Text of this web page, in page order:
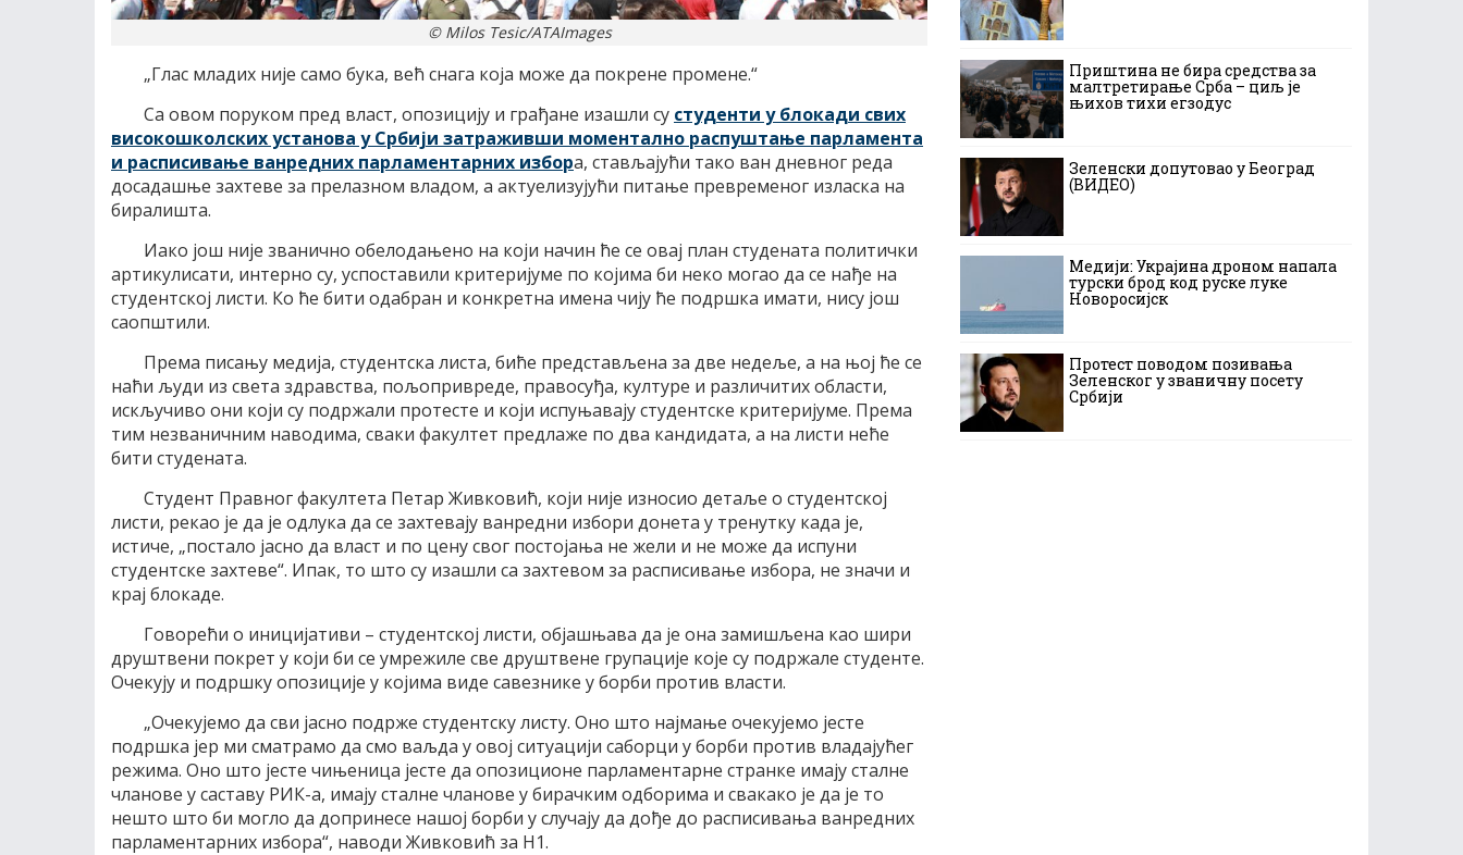
© Milos Tesic/ATAImages
„Глас младих није само бука, већ снага која може да покрене промене.“
Са овом поруком пред власт, опозицију и грађане изашли су студенти у блокади свих
високошколских установа у Србији затраживши моментално распуштање парламента
и расписивање ванредних парламентарних избора, стављајући тако ван дневног реда
досадашње захтеве за прелазном владом, а актуелизујући питање превременог изласка на
биралишта.
Иако још није званично обелодањено на који начин ће се овај план студената политички
артикулисати, интерно су, успоставили критеријуме по којима би неко могао да се нађе на
студентској листи. Ко ће бити одабран и конкретна имена чију ће подршка имати, нису још
саопштили.
Према писању медија, студентска листа, биће представљена за две недеље, а на њој ће се
наћи људи из света здравства, пољопривреде, правосуђа, културе и различитих области,
искључиво они који су подржали протесте и који испуњавају студентске критеријуме. Према
тим незваничним наводима, сваки факултет предлаже по два кандидата, а на листи неће
бити студената.
Студент Правног факултета Петар Живковић, који није износио детаље о студентској
листи, рекао је да је одлука да се захтевају ванредни избори донета у тренутку када је,
истиче, „постало јасно да власт и по цену свог постојања не жели и не може да испуни
студентске захтеве“. Ипак, то што су изашли са захтевом за расписивање избора, не значи и
крај блокаде.
Говорећи о иницијативи – студентској листи, објашњава да је она замишљена као шири
друштвени покрет у који би се умрежиле све друштвене групације које су подржале студенте.
Очекују и подршку опозиције у којима виде савезнике у борби против власти.
„Очекујемо да сви јасно подрже студентску листу. Оно што најмање очекујемо јесте
подршка јер ми сматрамо да смо ваљда у овој ситуацији саборци у борби против владајућег
режима. Оно што јесте чињеница јесте да опозиционе парламентарне странке имају сталне
чланове у саставу РИК-а, имају сталне чланове у бирачким одборима и свакако је да је то
нешто што би могло да допринесе нашој борби у случају да дође до расписивања ванредних
парламентарних избора“, наводи Живковић за Н1.
Приштина не бира средства за
малтретирање Срба – циљ је
њихов тихи егзодус
Зеленски допутовао у Београд
(ВИДЕО)
Медији: Украјина дроном напала
турски брод код руске луке
Новоросијск
Протест поводом позивања
Зеленског у званичну посету
Србији